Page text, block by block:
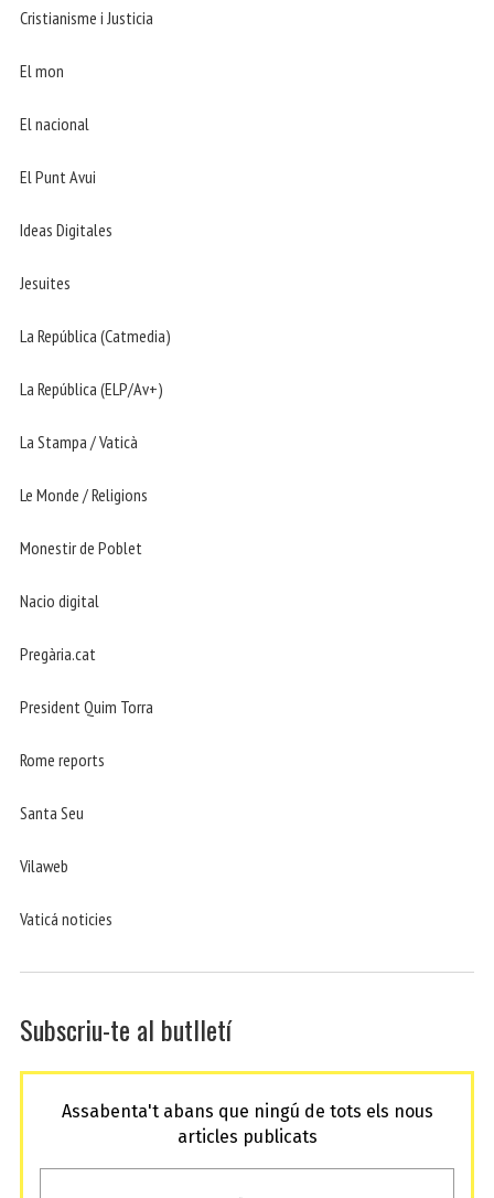
Cristianisme i Justicia
El mon
El nacional
El Punt Avui
Ideas Digitales
Jesuites
La República (Catmedia)
La República (ELP/Av+)
La Stampa / Vaticà
Le Monde / Religions
Monestir de Poblet
Nacio digital
Pregària.cat
President Quim Torra
Rome reports
Santa Seu
Vilaweb
Vaticá noticies
Subscriu-te al butlletí
Assabenta't abans que ningú de tots els nous
articles publicats